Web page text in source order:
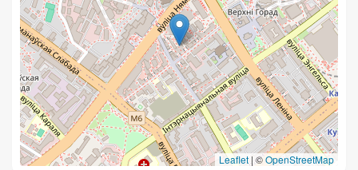
Leaflet | ©OpenStreetMap